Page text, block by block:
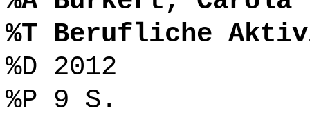
%T Berufliche
%D 2012
%P 9 S.